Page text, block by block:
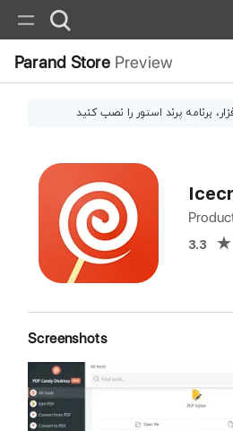
Parand Store Preview
، برنامه پرند استور را نصب کنید
3.3
Screenshots